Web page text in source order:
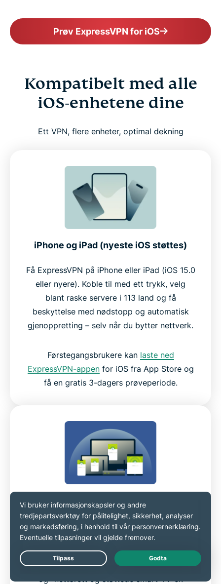
Prøv ExpressVPN for iOS
Kompatibelt med alle
iOS-enhetene dine
Ett VPN, flere enheter, optimal dekning
iPhone og iPad (nyeste iOS støttes)
Få ExpressVPN på iPhone eller iPad (iOS 15.0
eller nyere). Koble til med ett trykk, velg
blant raske servere i 113 land og få
beskyttelse med nødstopp og automatisk
gjenoppretting – selv når du bytter nettverk.
Førstegangsbrukere kan laste ned
ExpressVPN-appenfor iOS fra App Store og
få en gratis 3-dagers prøveperiode.
Bruk med andre Apple-produkter og
andre enheter
I tillegg til iPhone og iPad, kan ExpressVPN
sikre andre Apple-enheter somMacog
Apple TV, samtWindows, Android-mobiler
og -nettbrett og støttede smart-TV-er.
Live Chat